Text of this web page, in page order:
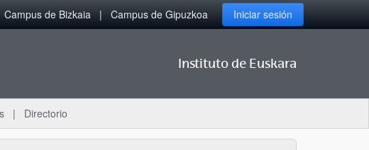
Campus de Bizkaia Campus de Gipuzkoa Iniciar sesión
Instituto de Euskara
Directorio